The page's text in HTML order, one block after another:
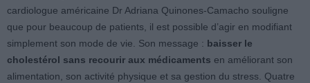
cardiologue américaine Dr Adriana Quinones-Camacho souligne
que pour beaucoup de patients, il est possible d’agir en modifiant
simplement son mode de vie. Son message : baisser le
cholestérol sans recourir aux médicaments en améliorant son
alimentation, son activité physique et sa gestion du stress. Quatre